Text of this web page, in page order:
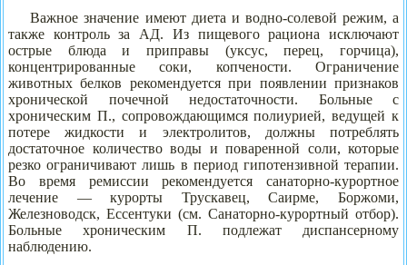
Важное значение имеют диета и водно-солевой режим, а
также контроль за АД. Из пищевого рациона исключают
острые блюда и приправы (уксус, перец, горчица),
концентрированные соки, копчености. Ограничение
животных белков рекомендуется при появлении признаков
хронической почечной недостаточности. Больные с
хроническим П., сопровождающимся полиурией, ведущей к
потере жидкости и электролитов, должны потреблять
достаточное количество воды и поваренной соли, которые
резко ограничивают лишь в период гипотензивной терапии.
Во время ремиссии рекомендуется санаторно-курортное
лечение — курорты Трускавец, Саирме, Боржоми,
Железноводск, Ессентуки (см. Санаторно-курортный отбор).
Больные хроническим П. подлежат диспансерному
наблюдению.